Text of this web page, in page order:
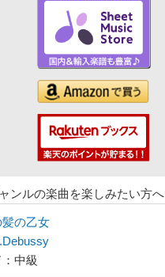
ンルの楽曲を楽しみたい方へ
の乙女
中級